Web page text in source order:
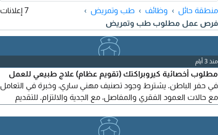
منطقة حائل وظائف
طب وتمريض
فرص عمل مطلوب طب وتمريض
7 إعلانات
منذ 3 أيام
مطلوب أخصائية كيروبراكتك (تقويم عظام) علاج طبيعي للعمل
في حفر الباطن. يشترط وجود تصنيف مهني ساري، وخبرة في التعامل
مع حالات العمود الفقري والمفاصل، مع الجدية والالتزام. للتقديم